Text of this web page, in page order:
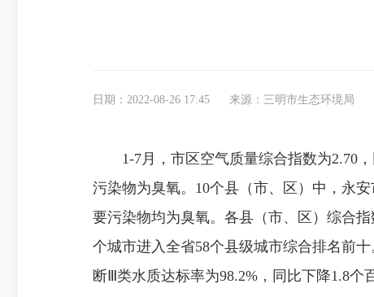
日期：2022-08-26 17:45 来源：三明市生态环境局
1-7月，市区空气质量综合指数为2.70，
污染物为臭氧。10个县（市、区）中，永
要污染物均为臭氧。各县（市、区）综合
个城市进入全省58个县级城市综合排名前
断Ⅲ类水质达标率为98.2%，同比下降1.8个